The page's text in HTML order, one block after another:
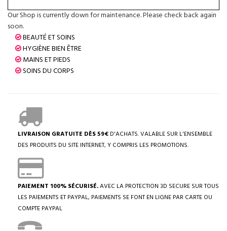
Our Shop is currently down for maintenance. Please check back again
soon.
BEAUTÉ ET SOINS
HYGIÈNE BIEN ÊTRE
MAINS ET PIEDS
SOINS DU CORPS
LIVRAISON GRATUITE DÈS 59€ D'ACHATS. VALABLE SUR L'ENSEMBLE
DES PRODUITS DU SITE INTERNET, Y COMPRIS LES PROMOTIONS.
PAIEMENT 100% SÉCURISÉ.AVEC LA PROTECTION 3D SECURE SUR TOUS
LES PAIEMENTS ET PAYPAL, PAIEMENTS SE FONT EN LIGNE PAR CARTE OU
COMPTE PAYPAL